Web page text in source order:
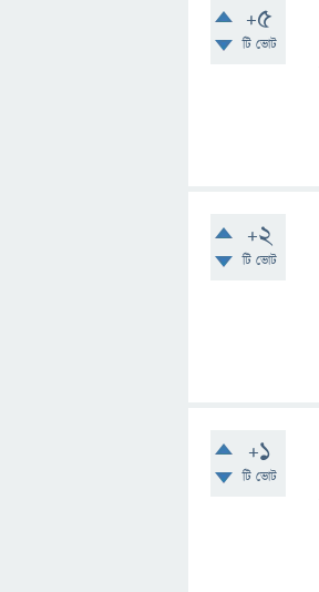
+5
টি ভোট
+2
টি ভোট
+1
টি ভোট